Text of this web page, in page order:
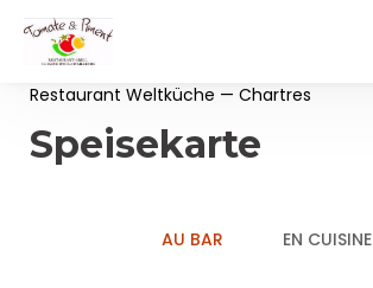
Restaurant Weltküche — Chartres
Speisekarte
AU BAR EN CUISINE